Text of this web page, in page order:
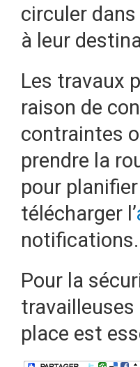
circuler
à leur
Les travaux
raison de
contraintes
prendre la
pour
télécharger l’
notifications.
Pour la
place est